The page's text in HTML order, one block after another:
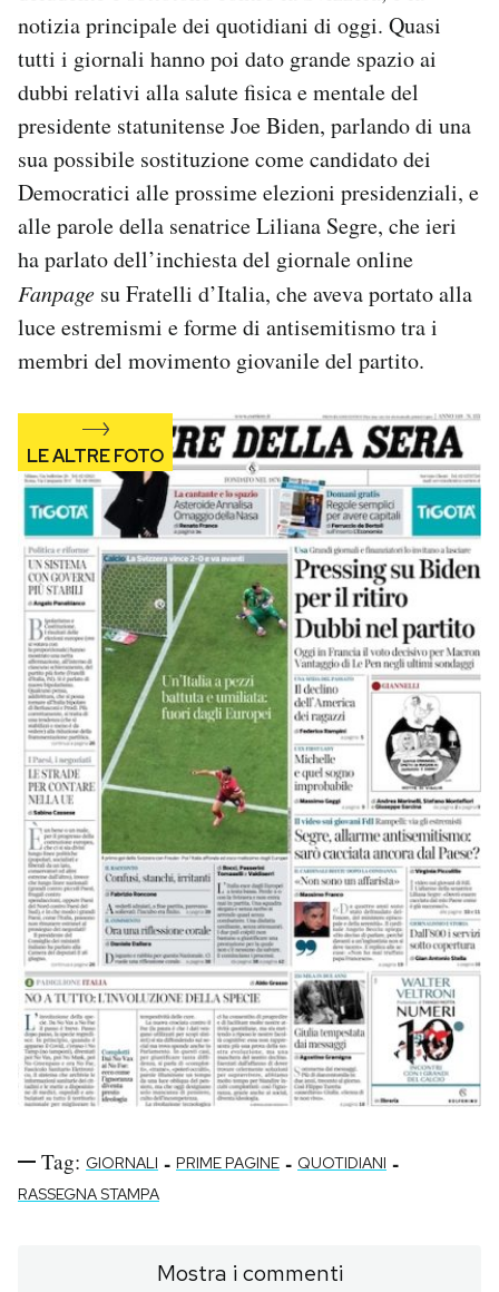
CALENDARIO
Area Personale
Newsletter
Notifiche mobile
Regala il Post
Esci
notizia principale dei quotidiani di oggi. Quasi
tutti i giornali hanno poi dato grande spazio ai
dubbi relativi alla salute fisica e mentale del
presidente statunitense Joe Biden, parlando di una
sua possibile sostituzione come candidato dei
Democratici alle prossime elezioni presidenziali, e
alle parole della senatrice Liliana Segre, che ieri
ha parlato dell’inchiesta del giornale online
Fanpage su Fratelli d’Italia, che aveva portato alla
luce estremismi e forme di antisemitismo tra i
membri del movimento giovanile del partito.
Tag: GIORNALI - PRIME PAGINE - QUOTIDIANI -
RASSEGNA STAMPA
Mostra i commenti